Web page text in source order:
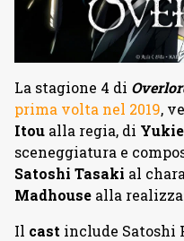
La stagione 4 di
prima volta nel 2019,
Itou alla regia, di
sceneggiatura e
Satoshi Tasaki al
Madhouse alla
Il cast include Satoshi